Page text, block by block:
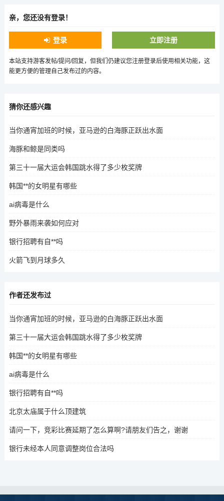
亲，您还没有登录！
登录 立即注册
本站支持游客发帖/提问/回复，但我们仍建议您注册登录后使用相关功能，这
能更方便的管理自己发布过的内容。
猜你还感兴趣
当你通宵加班的时候，亚马逊的白海豚正跃出水面
海豚和鲸是同类吗
第三十一届大运会韩国跳水得了多少枚奖牌
韩国**的女明星有哪些
ai病毒是什么
野外暴雨来袭如何应对
银行招聘有自**吗
火箭飞到月球多久
作者还发布过
当你通宵加班的时候，亚马逊的白海豚正跃出水面
第三十一届大运会韩国跳水得了多少枚奖牌
韩国**的女明星有哪些
ai病毒是什么
银行招聘有自**吗
北京太庙属于什么顶建筑
请问一下，竞彩比赛延期了怎么算啊?请朋友们告之，谢谢
银行未经本人同意调整岗位合法吗